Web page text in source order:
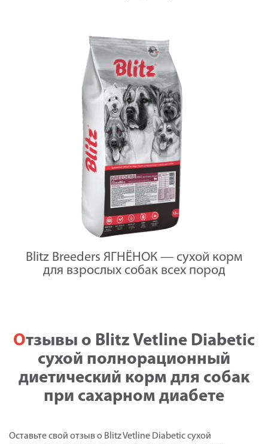
Blitz Breeders ЯГНЁНОК — сухой корм
для взрослых собак всех пород
Отзывы о Blitz Vetline Diabetic
сухой полнорационный
диетический корм для собак
при сахарном диабете
Оставьте свой отзыв о Blitz Vetline Diabetic сухой